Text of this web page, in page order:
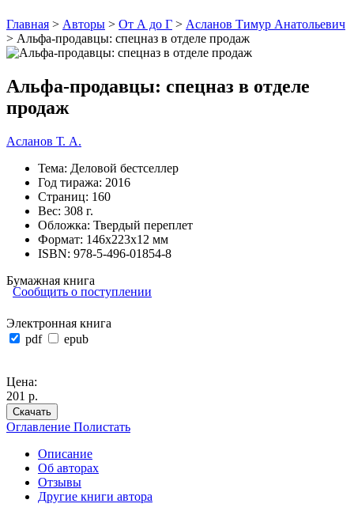
Главная > Авторы > От А до Г > Асланов Тимур Анатольевич
> Альфа-продавцы: спецназ в отделе продаж
Альфа-продавцы: спецназ в отделе
продаж
Асланов Т. А.
Тема: Деловой бестселлер
Год тиража: 2016
Страниц: 160
Вес: 308 г.
Обложка: Твердый переплет
Формат: 146х223х12 мм
ISBN: 978-5-496-01854-8
Бумажная книга
Сообщить о поступлении
Электронная книга
pdf
epub
Цена:
201 р.
Скачать
Оглавление Полистать
Описание
Об авторах
Отзывы
Другие книги автора